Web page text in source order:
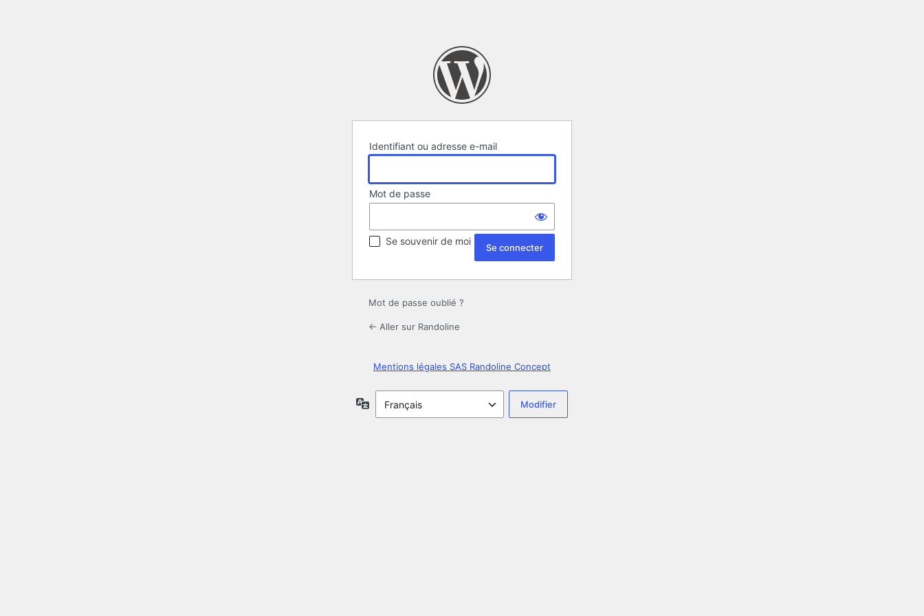
Identifiant ou adresse e-mail
Mot de passe
Se souvenir de moi
Mot de passe oublié ?
← Aller sur Randoline
Mentions légales SAS Randoline Concept
Langue